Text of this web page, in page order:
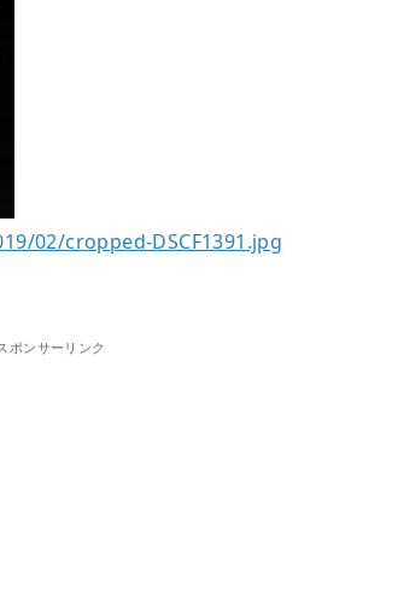
02/cropped-DSCF1391.jpg
ポンサーリンク